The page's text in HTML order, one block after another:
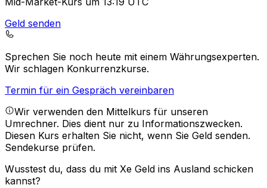
Geld senden
Sprechen Sie noch heute mit einem Währungsexperten.
Wir schlagen Konkurrenzkurse.
Termin für ein Gespräch vereinbaren
Wir verwenden den Mittelkurs für unseren
Umrechner. Dies dient nur zu Informationszwecken.
Diesen Kurs erhalten Sie nicht, wenn Sie Geld senden.
Sendekurse prüfen.
Wusstest du, dass du mit Xe Geld ins Ausland schicken
kannst?